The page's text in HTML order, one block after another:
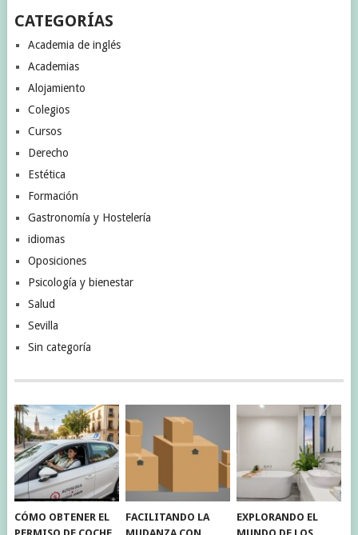
CATEGORÍAS
Academia de inglés
Academias
Alojamiento
Colegios
Cursos
Derecho
Estética
Formación
Gastronomía y Hostelería
idiomas
Oposiciones
Psicología y bienestar
Salud
Sevilla
Sin categoría
CÓMO OBTENER EL
FACILITANDO LA
EXPLORANDO EL